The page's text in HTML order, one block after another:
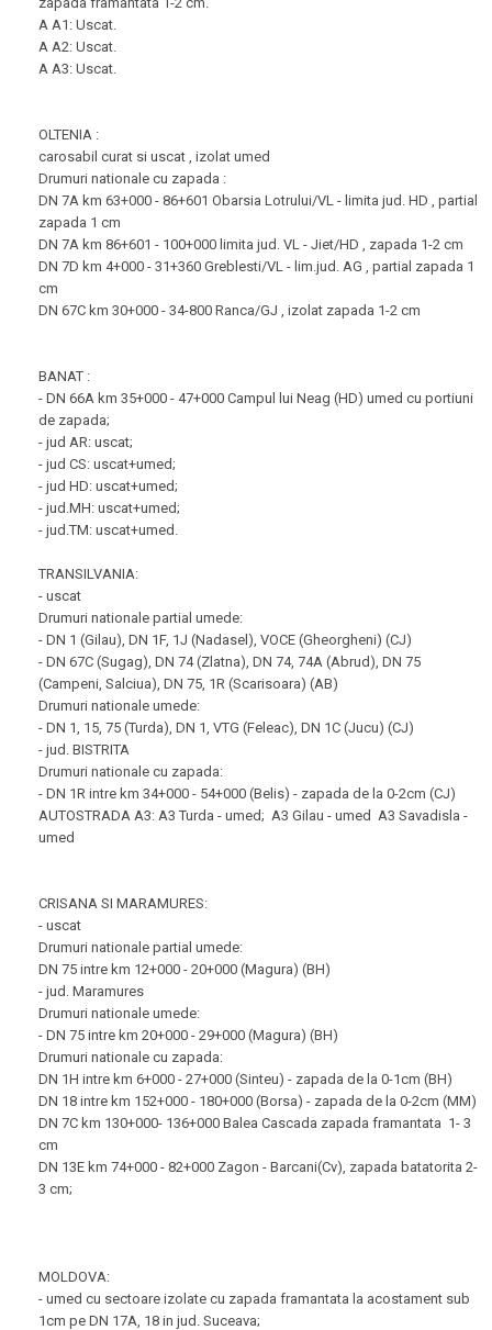
A A1: Uscat.
A A2: Uscat.
A A3: Uscat.
OLTENIA :
carosabil curat si uscat , izolat umed
Drumuri nationale cu zapada :
DN 7A km 63+000 - 86+601 Obarsia Lotrului/VL - limita jud. HD , partial
zapada 1 cm
DN 7A km 86+601 - 100+000 limita jud. VL - Jiet/HD , zapada 1-2 cm
DN 7D km 4+000 - 31+360 Greblesti/VL - lim.jud. AG , partial zapada 1
cm
DN 67C km 30+000 - 34-800 Ranca/GJ , izolat zapada 1-2 cm
BANAT :
- DN 66A km 35+000 - 47+000 Campul lui Neag (HD) umed cu portiuni
de zapada;
- jud AR: uscat;
- jud CS: uscat+umed;
- jud HD: uscat+umed;
- jud.MH: uscat+umed;
- jud.TM: uscat+umed.
TRANSILVANIA:
- uscat
Drumuri nationale partial umede:
- DN 1 (Gilau), DN 1F, 1J (Nadasel), VOCE (Gheorgheni) (CJ)
- DN 67C (Sugag), DN 74 (Zlatna), DN 74, 74A (Abrud), DN 75
(Campeni, Salciua), DN 75, 1R (Scarisoara) (AB)
Drumuri nationale umede:
- DN 1, 15, 75 (Turda), DN 1, VTG (Feleac), DN 1C (Jucu) (CJ)
- jud. BISTRITA
Drumuri nationale cu zapada:
- DN 1R intre km 34+000 - 54+000 (Belis) - zapada de la 0-2cm (CJ)
AUTOSTRADA A3: A3 Turda - umed; A3 Gilau - umed A3 Savadisla -
umed
CRISANA SI MARAMURES:
- uscat
Drumuri nationale partial umede:
DN 75 intre km 12+000 - 20+000 (Magura) (BH)
- jud. Maramures
Drumuri nationale umede:
- DN 75 intre km 20+000 - 29+000 (Magura) (BH)
Drumuri nationale cu zapada:
DN 1H intre km 6+000 - 27+000 (Sinteu) - zapada de la 0-1cm (BH)
DN 18 intre km 152+000 - 180+000 (Borsa) - zapada de la 0-2cm (MM)
DN 7C km 130+000- 136+000 Balea Cascada zapada framantata 1- 3
cm
DN 13E km 74+000 - 82+000 Zagon - Barcani(Cv), zapada batatorita 2-
3 cm;
MOLDOVA:
- umed cu sectoare izolate cu zapada framantata la acostament sub
1cm pe DN 17A, 18 in jud. Suceava;